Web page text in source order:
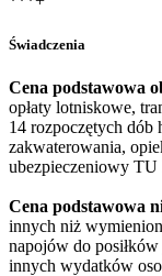
Świadczenia
Cena podstawowa
opłaty lotniskowe,
14 rozpoczętych
zakwaterowania,
ubezpieczeniowy
Cena podstawowa
innych niż
napojów do
innych wydatków